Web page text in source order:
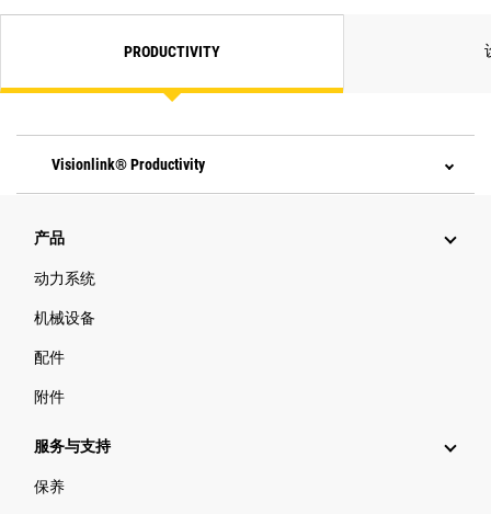
PRODUCTIVITY
Visionlink® Productivity
产品
动力系统
机械设备
配件
附件
服务与支持
保养